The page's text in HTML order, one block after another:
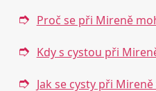
Proč se při Mireně
Kdy s cystou při
Jak se cysty při